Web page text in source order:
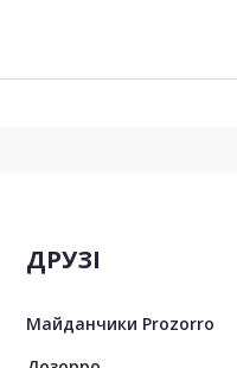
ДРУЗІ
Майданчики Prozorro